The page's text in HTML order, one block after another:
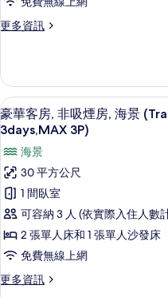
片
詳
煙
(HSKP
Once
Every
3
Days,
Mx.6
pax)
的
所
有
相
片
更多資訊
更
客
房,
非
吸
房
(HSKP
Once
Every
3
Mx.6
pax)
詳
顯
示
豪
華
客
房,
非
吸
煙
1
豪華客房, 非吸煙房, 海景
3days,MAX 3P)
海景
30 平方公尺
1 間臥室
可容納 3 人 (依實際入住人數
2 張單人床和 1 張單人沙發床
免費無線上網
更多資訊
更